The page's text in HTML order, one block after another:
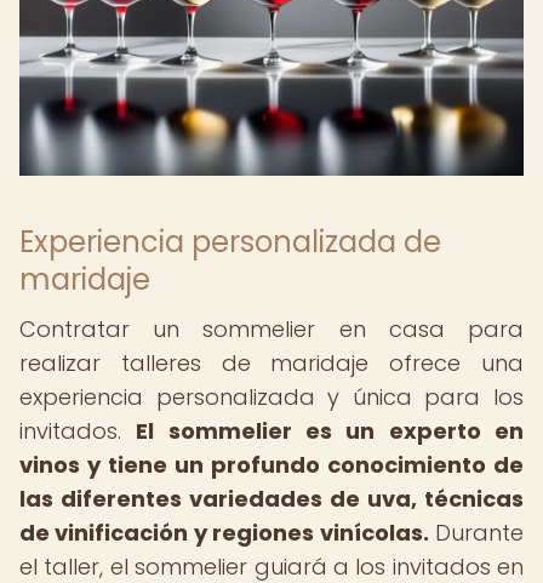
Experiencia personalizada de
maridaje
Contratar un sommelier en casa para
realizar talleres de maridaje ofrece una
experiencia personalizada y única para los
invitados. El sommelier es un experto en
vinos y tiene un profundo conocimiento de
las diferentes variedades de uva, técnicas
de vinificación y regiones vinícolas. Durante
el taller, el sommelier guiará a los invitados en